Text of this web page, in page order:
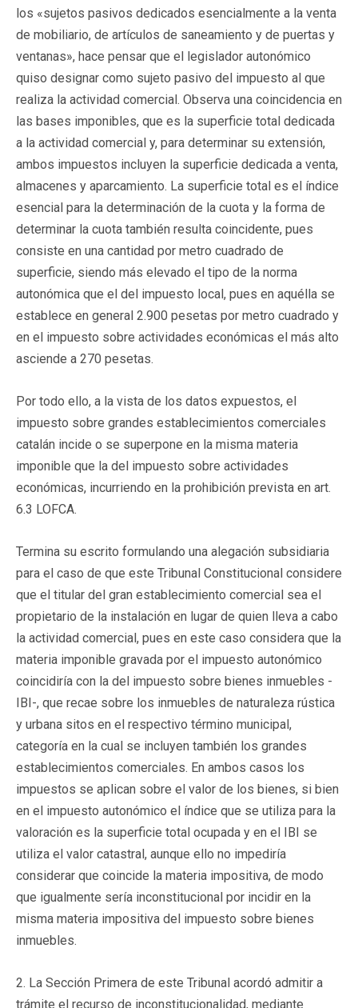
los «sujetos pasivos dedicados esencialmente a la venta
de mobiliario, de artículos de saneamiento y de puertas y
ventanas», hace pensar que el legislador autonómico
quiso designar como sujeto pasivo del impuesto al que
realiza la actividad comercial. Observa una coincidencia en
las bases imponibles, que es la superficie total dedicada
a la actividad comercial y, para determinar su extensión,
ambos impuestos incluyen la superficie dedicada a venta,
almacenes y aparcamiento. La superficie total es el índice
esencial para la determinación de la cuota y la forma de
determinar la cuota también resulta coincidente, pues
consiste en una cantidad por metro cuadrado de
superficie, siendo más elevado el tipo de la norma
autonómica que el del impuesto local, pues en aquélla se
establece en general 2.900 pesetas por metro cuadrado y
en el impuesto sobre actividades económicas el más alto
asciende a 270 pesetas.
Por todo ello, a la vista de los datos expuestos, el
impuesto sobre grandes establecimientos comerciales
catalán incide o se superpone en la misma materia
imponible que la del impuesto sobre actividades
económicas, incurriendo en la prohibición prevista en art.
6.3 LOFCA.
Termina su escrito formulando una alegación subsidiaria
para el caso de que este Tribunal Constitucional considere
que el titular del gran establecimiento comercial sea el
propietario de la instalación en lugar de quien lleva a cabo
la actividad comercial, pues en este caso considera que la
materia imponible gravada por el impuesto autonómico
coincidiría con la del impuesto sobre bienes inmuebles -
IBI-, que recae sobre los inmuebles de naturaleza rústica
y urbana sitos en el respectivo término municipal,
categoría en la cual se incluyen también los grandes
establecimientos comerciales. En ambos casos los
impuestos se aplican sobre el valor de los bienes, si bien
en el impuesto autonómico el índice que se utiliza para la
valoración es la superficie total ocupada y en el IBI se
utiliza el valor catastral, aunque ello no impediría
considerar que coincide la materia impositiva, de modo
que igualmente sería inconstitucional por incidir en la
misma materia impositiva del impuesto sobre bienes
inmuebles.
2. La Sección Primera de este Tribunal acordó admitir a
trámite el recurso de inconstitucionalidad, mediante